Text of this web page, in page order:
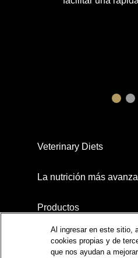
Veterinary Diets
La nutrición más
Productos
Comprometidos con el
Al ingresar en este sitio,
cookies propias y de
que nos ayudan a